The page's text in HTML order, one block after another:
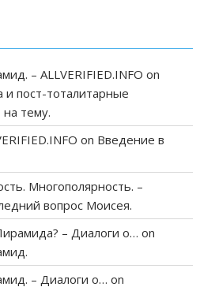
– ALLVERIFIED.INFO on
и пост-тоталитарные
тему.
on Введение в
Многополярность. –
вопрос Моисея.
– Диалоги о… on
– Диалоги о… on